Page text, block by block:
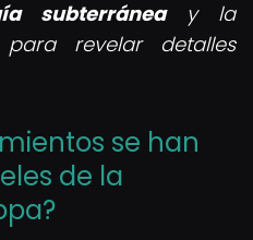
subterráneay la
revelar detalles
se han
de la